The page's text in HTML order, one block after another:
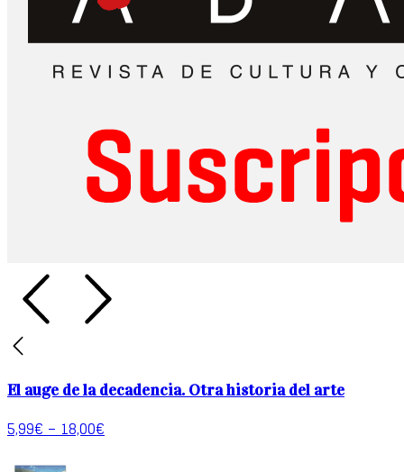
El auge de la decadencia. Otra historia del arte
5,99€–18,00€